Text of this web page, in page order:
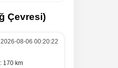
Çevresi)
2026-08-06 00:20:22
170 km